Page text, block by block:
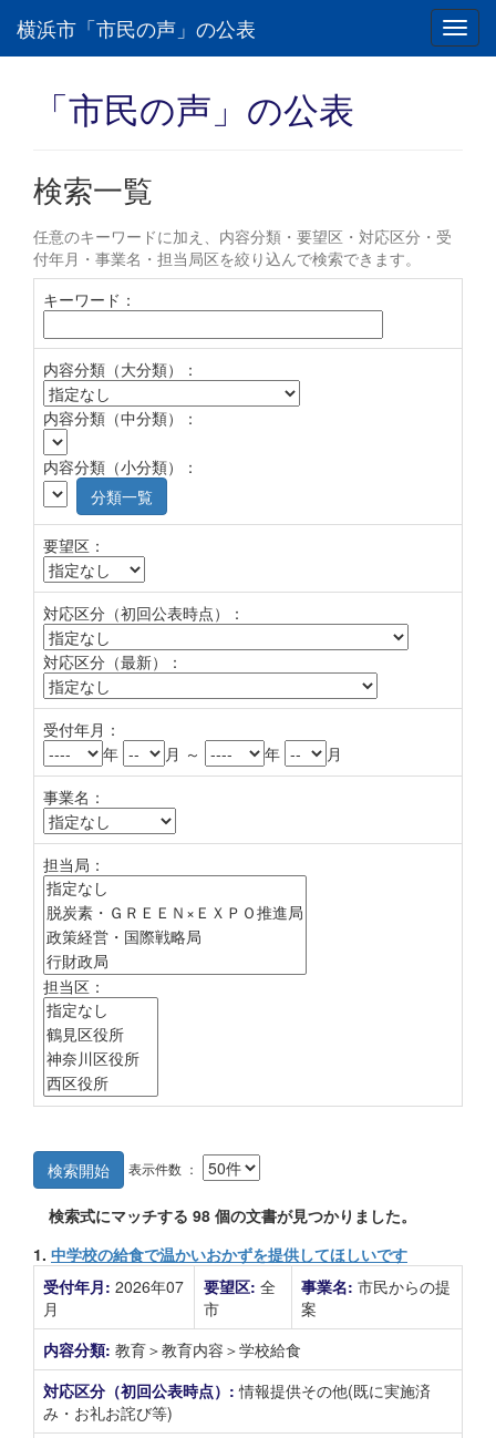
横浜市「市民の声」の公表
「市民の声」の公表
検索一覧
任意のキーワードに加え、内容分類・要望区・対応区分・受
付年月・事業名・担当局区を絞り込んで検索できます。
キーワード：
内容分類（大分類）：
内容分類（中分類）：
内容分類（小分類）：
分類一覧
要望区：
対応区分（初回公表時点）：
対応区分（最新）：
受付年月：
年
月 ～ 年
月
事業名：
担当局：
担当区：
検索開始 表示件数 ：
検索式にマッチする 98 個の文書が見つかりました。
1. 中学校の給食で温かいおかずを提供してほしいです
受付年月: 2026年07
月
要望区: 全
市
事業名: 市民からの提
案
内容分類: 教育＞教育内容＞学校給食
対応区分（初回公表時点）:情報提供その他(既に実施済
み・お礼お詫び等)